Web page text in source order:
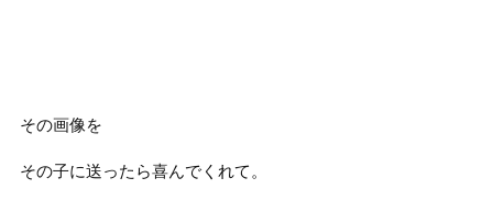
その画像を
その子に送ったら喜んでくれて。